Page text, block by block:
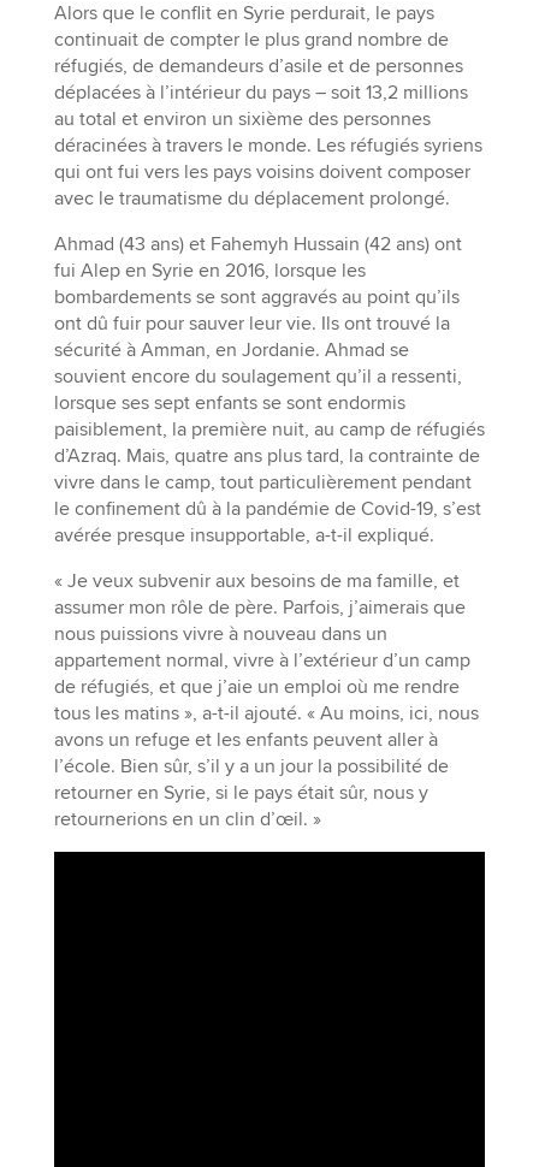
Alors que le conflit en Syrie perdurait, le pays
continuait de compter le plus grand nombre de
réfugiés, de demandeurs d’asile et de personnes
déplacées à l’intérieur du pays – soit 13,2 millions
au total et environ un sixième des personnes
déracinées à travers le monde. Les réfugiés syriens
qui ont fui vers les pays voisins doivent composer
avec le traumatisme du déplacement prolongé.
Ahmad (43 ans) et Fahemyh Hussain (42 ans) ont
fui Alep en Syrie en 2016, lorsque les
bombardements se sont aggravés au point qu’ils
ont dû fuir pour sauver leur vie. Ils ont trouvé la
sécurité à Amman, en Jordanie. Ahmad se
souvient encore du soulagement qu’il a ressenti,
lorsque ses sept enfants se sont endormis
paisiblement, la première nuit, au camp de réfugiés
d’Azraq. Mais, quatre ans plus tard, la contrainte de
vivre dans le camp, tout particulièrement pendant
le confinement dû à la pandémie de Covid-19, s’est
avérée presque insupportable, a-t-il expliqué.
« Je veux subvenir aux besoins de ma famille, et
assumer mon rôle de père. Parfois, j’aimerais que
nous puissions vivre à nouveau dans un
appartement normal, vivre à l’extérieur d’un camp
de réfugiés, et que j’aie un emploi où me rendre
tous les matins », a-t-il ajouté. « Au moins, ici, nous
avons un refuge et les enfants peuvent aller à
l’école. Bien sûr, s’il y a un jour la possibilité de
retourner en Syrie, si le pays était sûr, nous y
retournerions en un clin d’œil. »